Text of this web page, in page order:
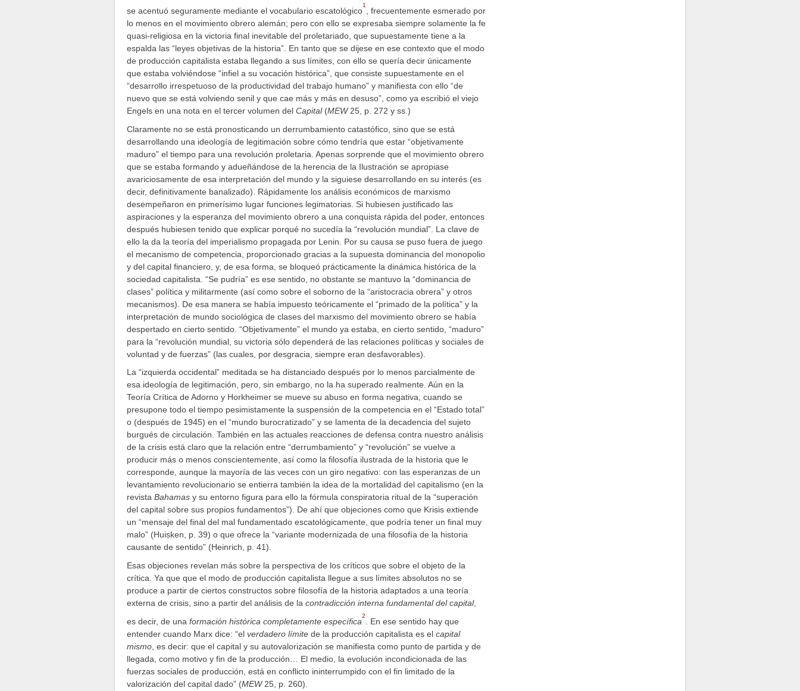
se acentuó seguramente mediante el vocabulario escatológico
1
, frecuentemente esmerado por
lo menos en el movimiento obrero alemán; pero con ello se expresaba siempre solamente la fe
quasi-religiosa en la victoria final inevitable del proletariado, que supuestamente tiene a la
espalda las “leyes objetivas de la historia”. En tanto que se dijese en ese contexto que el modo
de producción capitalista estaba llegando a sus límites, con ello se quería decir únicamente
que estaba volviéndose “infiel a su vocación histórica”, que consiste supuestamente en el
“desarrollo irrespetuoso de la productividad del trabajo humano” y manifiesta con ello “de
nuevo que se está volviendo senil y que cae más y más en desuso”, como ya escribió el viejo
Engels en una nota en el tercer volumen del Capital(MEW 25, p. 272 y ss.)
Claramente no se está pronosticando un derrumbamiento catastófico, sino que se está
desarrollando una ideología de legitimación sobre cómo tendría que estar “objetivamente
maduro” el tiempo para una revolución proletaria. Apenas sorprende que el movimiento obrero
que se estaba formando y adueñándose de la herencia de la Ilustración se apropiase
avariciosamente de esa interpretación del mundo y la siguiese desarrollando en su interés (es
decir, definitivamente banalizado). Rápidamente los análisis económicos de marxismo
desempeñaron en primerísimo lugar funciones legimatorias. Si hubiesen justificado las
aspiraciones y la esperanza del movimiento obrero a una conquista rápida del poder, entonces
después hubiesen tenido que explicar porqué no sucedía la “revolución mundial”. La clave de
ello la da la teoría del imperialismo propagada por Lenin. Por su causa se puso fuera de juego
el mecanismo de competencia, proporcionado gracias a la supuesta dominancia del monopolio
y del capital financiero, y, de esa forma, se bloqueó prácticamente la dinámica histórica de la
sociedad capitalista. “Se pudría” es ese sentido, no obstante se mantuvo la “dominancia de
clases” política y militarmente (así como sobre el soborno de la “aristocracia obrera” y otros
mecanismos). De esa manera se había impuesto teóricamente el “primado de la política” y la
interpretación de mundo sociológica de clases del marxismo del movimiento obrero se había
despertado en cierto sentido. “Objetivamente” el mundo ya estaba, en cierto sentido, “maduro”
para la “revolución mundial, su victoria sólo dependerá de las relaciones políticas y sociales de
voluntad y de fuerzas” (las cuales, por desgracia, siempre eran desfavorables).
La “izquierda occidental” meditada se ha distanciado después por lo menos parcialmente de
esa ideología de legitimación, pero, sin embargo, no la ha superado realmente. Aún en la
Teoría Crítica de Adorno y Horkheimer se mueve su abuso en forma negativa, cuando se
presupone todo el tiempo pesimistamente la suspensión de la competencia en el “Estado total”
o (después de 1945) en el “mundo burocratizado” y se lamenta de la decadencia del sujeto
burgués de circulación. También en las actuales reacciones de defensa contra nuestro análisis
de la crisis está claro que la relación entre “derrumbamiento” y “revolución” se vuelve a
producir más o menos conscientemente, así como la filosofía ilustrada de la historia que le
corresponde, aunque la mayoría de las veces con un giro negativo: con las esperanzas de un
levantamiento revolucionario se entierra también la idea de la mortalidad del capitalismo (en la
revista Bahamas y su entorno figura para ello la fórmula conspiratoria ritual de la “superación
del capital sobre sus propios fundamentos”). De ahí que objeciones como que Krisis extiende
un “mensaje del final del mal fundamentado escatológicamente, que podría tener un final muy
malo” (Huisken, p. 39) o que ofrece la “variante modernizada de una filosofía de la historia
causante de sentido” (Heinrich, p. 41).
Esas objeciones revelan más sobre la perspectiva de los críticos que sobre el objeto de la
crítica. Ya que que el modo de producción capitalista llegue a sus límites absolutos no se
produce a partir de ciertos constructos sobre filosofía de la historia adaptados a una teoría
externa de crisis, sino a partir del análisis de la contradicción interna fundamental del capital,
es decir, de una formación histórica completamente específica
2
. En ese sentido hay que
entender cuando Marx dice: “el verdadero límite de la producción capitalista es el capital
mismo , es decir: que el capital y su autovalorización se manifiesta como punto de partida y de
llegada, como motivo y fin de la producción… El medio, la evolución incondicionada de las
fuerzas sociales de producción, está en conflicto ininterrumpido con el fin limitado de la
valorización del capital dado” (MEW 25, p. 260).